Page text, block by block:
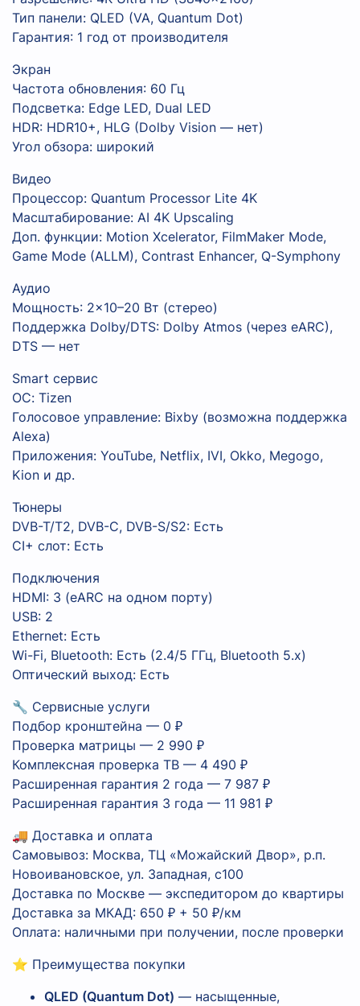
Тип панели: QLED (VA, Quantum Dot)
Гарантия: 1 год от производителя
Экран
Частота обновления: 60 Гц
Подсветка: Edge LED, Dual LED
HDR: HDR10+, HLG (Dolby Vision — нет)
Угол обзора: широкий
Видео
Процессор: Quantum Processor Lite 4K
Масштабирование: AI 4K Upscaling
Доп. функции: Motion Xcelerator, FilmMaker Mode,
Game Mode (ALLM), Contrast Enhancer, Q-Symphony
Аудио
Мощность: 2×10–20 Вт (стерео)
Поддержка Dolby/DTS: Dolby Atmos (через eARC),
DTS — нет
Smart сервис
ОС: Tizen
Голосовое управление: Bixby (возможна поддержка
Alexa)
Приложения: YouTube, Netflix, IVI, Okko, Megogo,
Kion и др.
Тюнеры
DVB-T/T2, DVB-C, DVB-S/S2: Есть
CI+ слот: Есть
Подключения
HDMI: 3 (eARC на одном порту)
USB: 2
Ethernet: Есть
Wi-Fi, Bluetooth: Есть (2.4/5 ГГц, Bluetooth 5.x)
Оптический выход: Есть
🔧 Сервисные услуги
Подбор кронштейна — 0 ₽
Проверка матрицы — 2 990 ₽
Комплексная проверка ТВ — 4 490 ₽
Расширенная гарантия 2 года — 7 987 ₽
Расширенная гарантия 3 года — 11 981 ₽
🚚 Доставка и оплата
Самовывоз: Москва, ТЦ «Можайский Двор», р.п.
Новоивановское, ул. Западная, с100
Доставка по Москве — экспедитором до квартиры
Доставка за МКАД: 650 ₽ + 50 ₽/км
Оплата: наличными при получении, после проверки
⭐ Преимущества покупки
QLED (Quantum Dot) — насыщенные,